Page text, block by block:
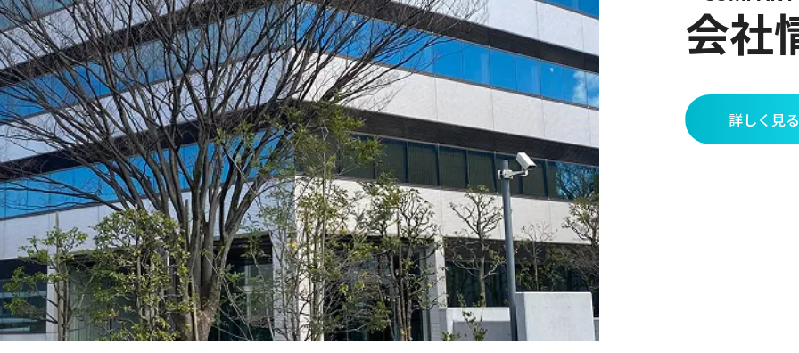
会社
詳しく見る